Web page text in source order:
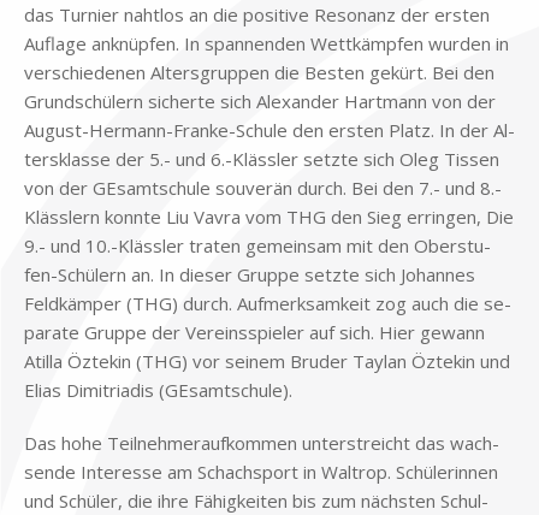
das Tur­nier naht­los an die po­si­ti­ve Re­so­nanz der er­sten
Auf­la­ge an­knüp­fen. In span­nen­den Wett­kämp­fen wur­den in
ver­schie­de­nen Al­ters­grup­pen die Be­sten ge­kürt. Bei den
Grund­schü­lern si­cher­te sich Alex­an­der Hart­mann von der
Au­gust-Her­mann-Fran­ke-Schu­le den er­sten Platz. In der Al­
ters­klas­se der 5.- und 6.-Klässler setz­te sich Oleg Tis­sen
von der GE­samt­schu­le sou­ve­rän durch. Bei den 7.- und 8.-
Klässlern konn­te Liu Vav­ra vom THG den Sieg er­rin­gen, Die
9.- und 10.-Klässler tra­ten ge­mein­sam mit den Ober­stu­
fen-Schü­lern an. In die­ser Grup­pe setz­te sich Jo­han­nes
Feld­käm­per (THG) durch. Auf­merk­sam­keit zog auch die se­
pa­ra­te Grup­pe der Ver­eins­spie­ler auf sich. Hier ge­wann
Atil­la Öz­te­kin (THG) vor sei­nem Bru­der Tay­lan Öz­te­kin und
Eli­as Di­mit­ria­dis (GE­samt­schu­le).
Das hohe Teil­neh­mer­auf­kom­men un­ter­streicht das wach­
sen­de In­ter­es­se am Schach­s­port in Wal­trop. Schü­le­rin­nen
und Schü­ler, die ihre Fä­hig­kei­ten bis zum näch­sten Schul­